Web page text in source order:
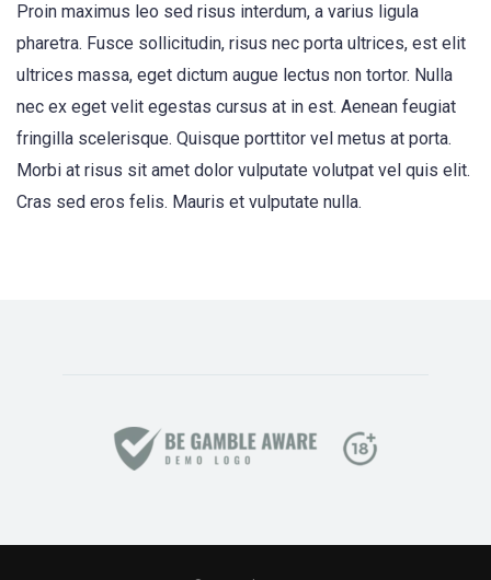
Proin maximus leo sed risus interdum, a varius ligula
pharetra. Fusce sollicitudin, risus nec porta ultrices, est elit
ultrices massa, eget dictum augue lectus non tortor. Nulla
nec ex eget velit egestas cursus at in est. Aenean feugiat
fringilla scelerisque. Quisque porttitor vel metus at porta.
Morbi at risus sit amet dolor vulputate volutpat vel quis elit.
Cras sed eros felis. Mauris et vulputate nulla.